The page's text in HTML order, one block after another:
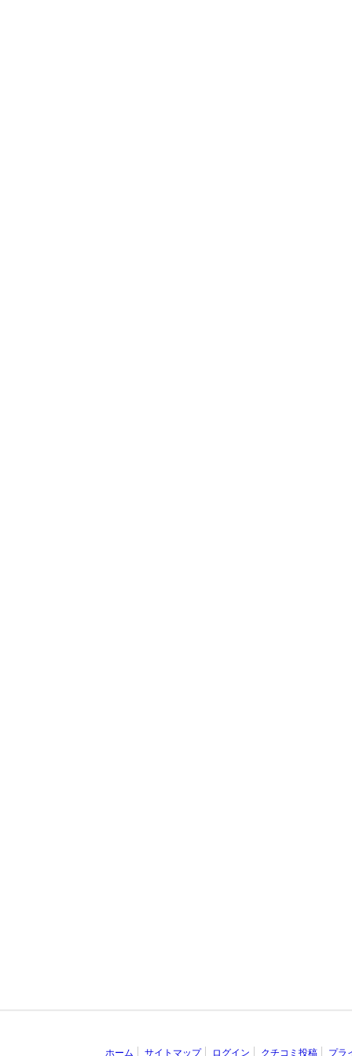
ホーム サイトマップ ログイン クチコミ投稿 プラ